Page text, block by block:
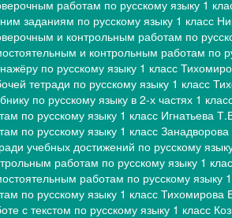
работам по русскому языку 1
заданиям по русскому языку 1 класс
и контрольным работам по
и контрольным работам по
по русскому языку 1 класс
тетради по русскому языку 1 класс
по русскому языку в 2-х частях 1
по русскому языку 1 класс Игнатьева
по русскому языку 1 класс
учебных достижений по русскому
работам по русскому языку 1
работам по русскому
по русскому языку 1 класс
с текстом по русскому языку 1 класс